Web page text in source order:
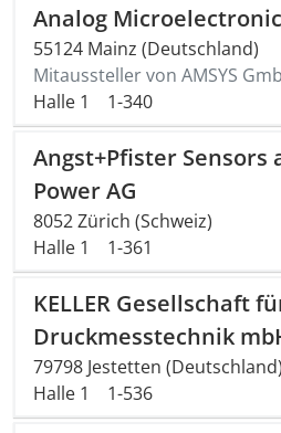
Analog
55124 Mainz (Deutschland)
Mitaussteller von AMSYS
Halle 1
1-340
Angst+Pfister Sensors
Power AG
8052 Zürich (Schweiz)
Halle 1
1-361
KELLER Gesellschaft
Druckmesstechnik
79798 Jestetten (Deutschland)
Halle 1
1-536